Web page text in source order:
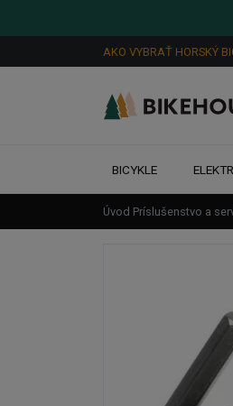
AKO VYBRAŤ HORSKÝ
BICYKLE
Úvod Príslušenstvo a